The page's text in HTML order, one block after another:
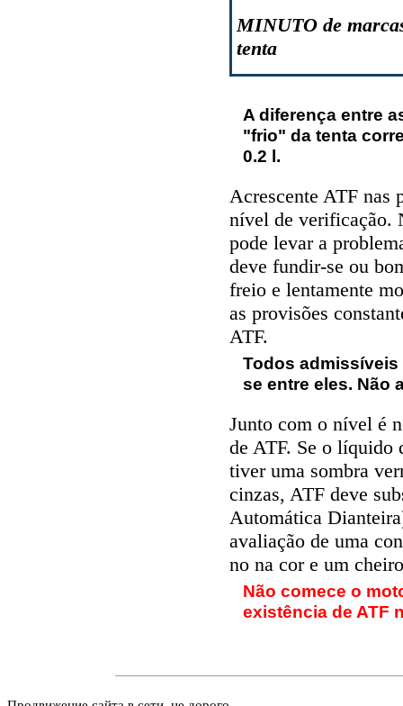
MINUTO de
tenta
A diferença entre
"frio" da tenta
0.2 l.
Acrescente ATF nas
nível de verificação.
pode levar a
deve fundir-se ou
freio e lentamente
as provisões
ATF.
Todos admissíveis
se entre eles. Não
Junto com o nível é
de ATF. Se o líquido
tiver uma sombra
cinzas, ATF deve
Automática
avaliação de uma
no na cor e um
Não comece o
existência de ATF